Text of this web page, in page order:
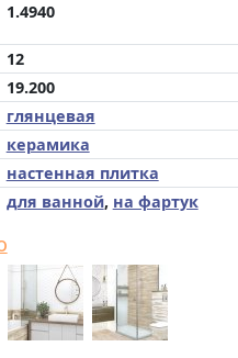
1.4940
12
19.200
глянцевая
керамика
настенная плитка
для ванной, на фартук